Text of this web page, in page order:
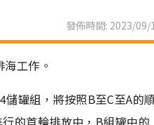
發佈時間: 2023/09/
工作。
罐組，將按照B至C至A的順
的首輪排放中，B組罐中的